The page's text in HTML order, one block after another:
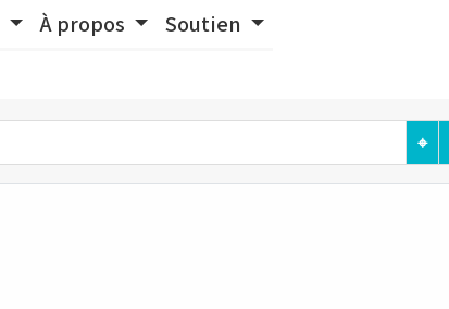
À propos
Soutien
⌖